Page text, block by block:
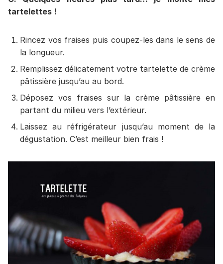
tartelettes !
Rincez vos fraises puis coupez-les dans le sens de
la longueur.
Remplissez délicatement votre tartelette de crème
pâtissière jusqu’au au bord.
Déposez vos fraises sur la crème pâtissière en
partant du milieu vers l’extérieur.
Laissez au réfrigérateur jusqu’au moment de la
dégustation. C’est meilleur bien frais !